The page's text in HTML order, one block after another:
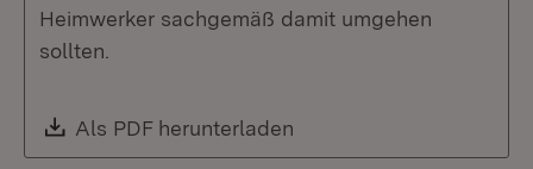
Heimwerker sachgemäß damit umgehen
sollten.
Download:
Als PDF herunterladen